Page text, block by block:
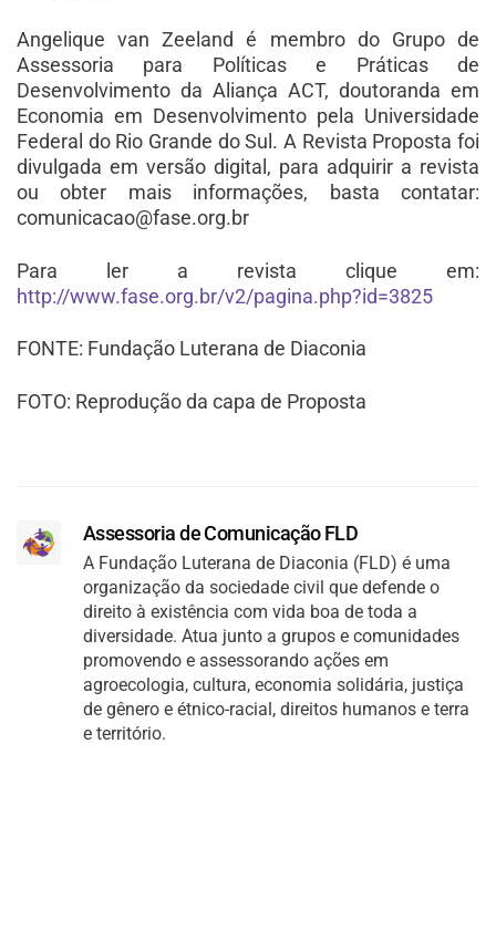
Angelique van Zeeland é membro do Grupo de
Assessoria para Políticas e Práticas de
Desenvolvimento da Aliança ACT, doutoranda em
Economia em Desenvolvimento pela Universidade
Federal do Rio Grande do Sul. A Revista Proposta foi
divulgada em versão digital, para adquirir a revista
ou obter mais informações, basta contatar:
comunicacao@fase.org.br
Para ler a revista clique em:
http://www.fase.org.br/v2/pagina.php?id=3825
FONTE: Fundação Luterana de Diaconia
FOTO: Reprodução da capa de Proposta
Assessoria de Comunicação FLD
A Fundação Luterana de Diaconia (FLD) é uma
organização da sociedade civil que defende o
direito à existência com vida boa de toda a
diversidade. Atua junto a grupos e comunidades
promovendo e assessorando ações em
agroecologia, cultura, economia solidária, justiça
de gênero e étnico-racial, direitos humanos e terra
e território.